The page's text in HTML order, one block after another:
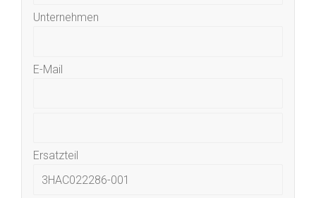
Unternehmen
E-Mail
Ersatzteil